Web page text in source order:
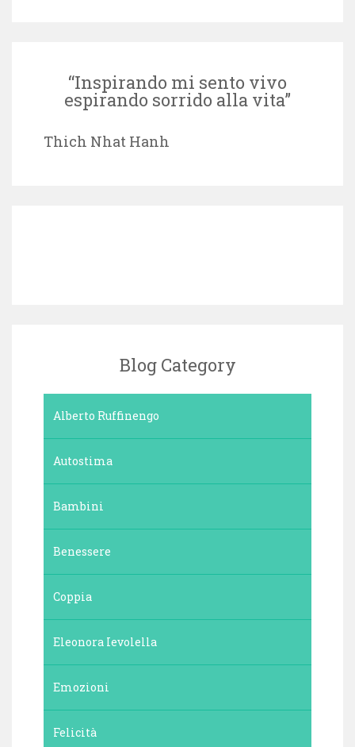
“Inspirando mi sento vivo
espirando sorrido alla vita”
Thich Nhat Hanh
Blog Category
Alberto Ruffinengo
Autostima
Bambini
Benessere
Coppia
Eleonora Ievolella
Emozioni
Felicità